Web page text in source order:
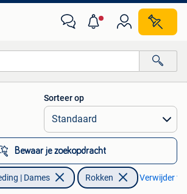
Alle afstanden…
Sorteer op
Bewaar je zoekopdracht
| Dames Rokken Verwijder